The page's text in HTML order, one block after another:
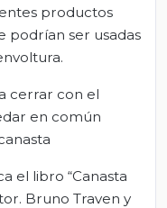
productos
podrían ser usadas
cerrar con el
en común
el libro “Canasta
Bruno Traven y